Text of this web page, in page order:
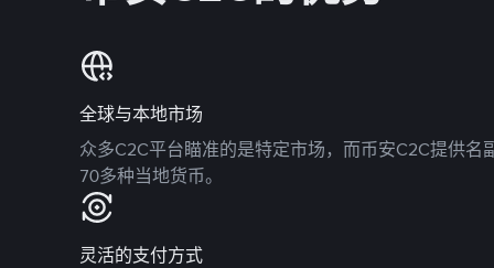
全球与本地市场
众多C2C平台瞄准的是特定市场，而币安C2C提供名
70多种当地货币。
灵活的支付方式